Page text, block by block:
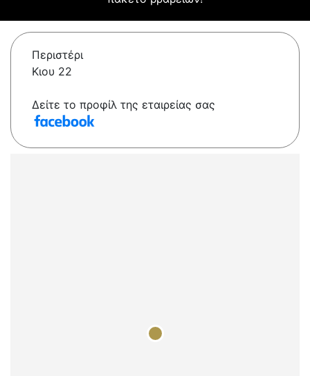
Περιστέρι
Κιου 22
Δείτε το προφίλ της εταιρείας σας